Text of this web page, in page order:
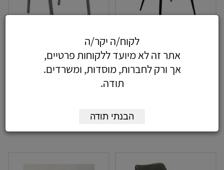
כסא אורח הדס
507.40 כולל מע"מ
כסא אורח טל
התקשרו
לקוח/ה יקר/ה
אתר זה לא מיועד ללקוחות פרטיים,
אך ורק לחברות, מוסדות, ומשרדים.
תודה.
הבנתי תודה